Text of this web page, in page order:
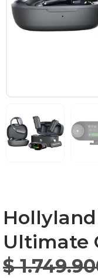
Hollyland
Ultimate
$